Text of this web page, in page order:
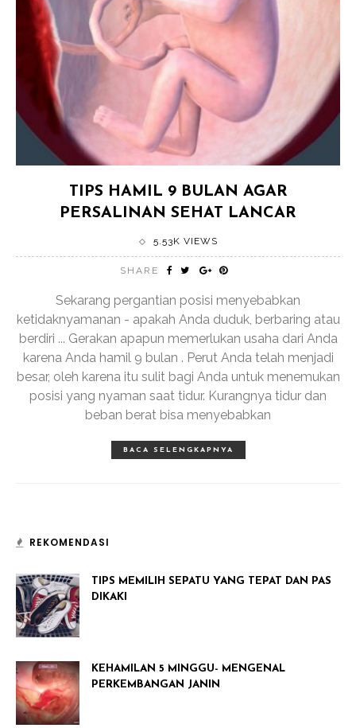
TIPS HAMIL 9 BULAN AGAR
PERSALINAN SEHAT LANCAR
5.53K VIEWS
SHARE
Sekarang pergantian posisi menyebabkan
ketidaknyamanan - apakah Anda duduk, berbaring atau
berdiri ... Gerakan apapun memerlukan usaha dari Anda
karena Anda hamil 9 bulan . Perut Anda telah menjadi
besar, oleh karena itu sulit bagi Anda untuk menemukan
posisi yang nyaman saat tidur. Kurangnya tidur dan
beban berat bisa menyebabkan
BACA SELENGKAPNYA
REKOMENDASI
TIPS MEMILIH SEPATU YANG TEPAT DAN PAS
DIKAKI
KEHAMILAN 5 MINGGU- MENGENAL
PERKEMBANGAN JANIN